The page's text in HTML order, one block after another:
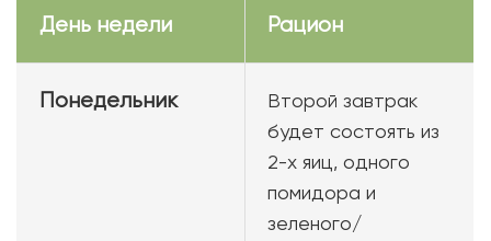
День недели Рацион
Понедельник
Второй завтрак
будет состоять из
2-х яиц, одного
помидора и
зеленого/